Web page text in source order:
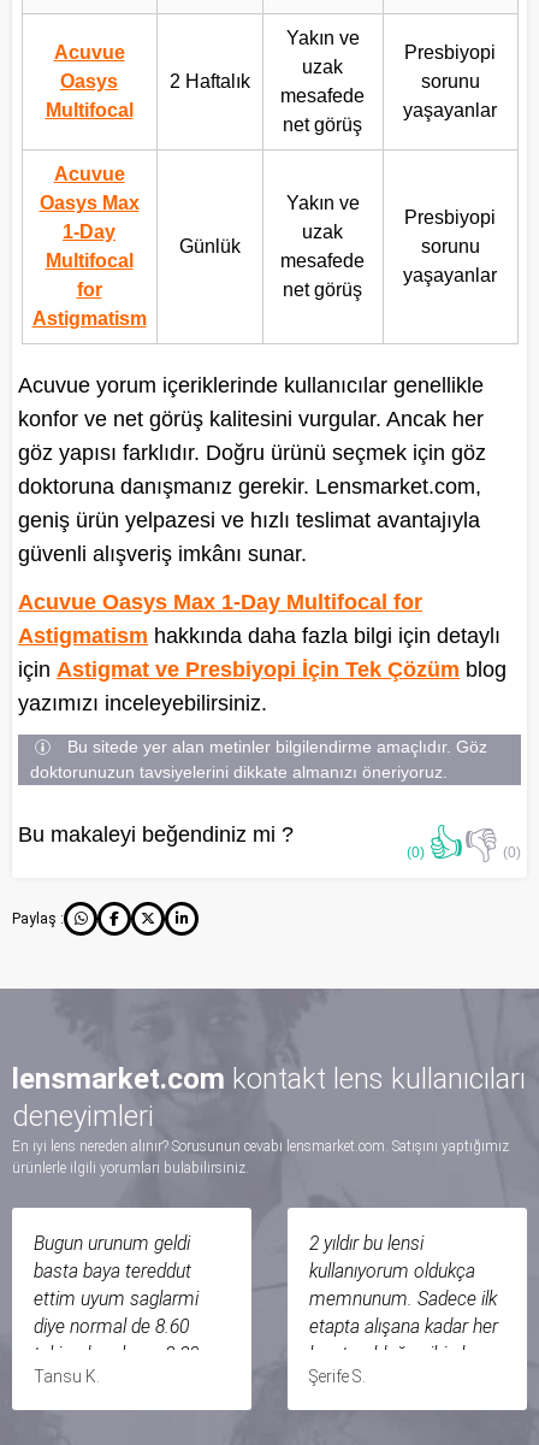
Acuvue
Oasys
Multifocal
2 Haftalık
Yakın ve
uzak
mesafede
net görüş
Presbiyopi
sorunu
yaşayanlar
Acuvue
Oasys Max
1-Day
Multifocal
for
Astigmatism
Günlük
Yakın ve
uzak
mesafede
net görüş
Presbiyopi
sorunu
yaşayanlar
Acuvue yorum içeriklerinde kullanıcılar genellikle
konfor ve net görüş kalitesini vurgular. Ancak her
göz yapısı farklıdır. Doğru ürünü seçmek için göz
doktoruna danışmanız gerekir. Lensmarket.com,
geniş ürün yelpazesi ve hızlı teslimat avantajıyla
güvenli alışveriş imkânı sunar.
Acuvue Oasys Max 1-Day Multifocal for
Astigmatism hakkında daha fazla bilgi için detaylı
için Astigmat ve Presbiyopi İçin Tek Çözüm blog
yazımızı inceleyebilirsiniz.
Bu sitede yer alan metinler bilgilendirme amaçlıdır. Göz
doktorunuzun tavsiyelerini dikkate almanızı öneriyoruz.
Bu makaleyi beğendiniz mi ?
(0) 👍👎 (0)
Paylaş :
lensmarket.com kontakt lens kullanıcıları
deneyimleri
En iyi lens nereden alınır? Sorusunun cevabı lensmarket.com. Satışını yaptığımız
ürünlerle ilgili yorumları bulabilirsiniz.
Bugun urunum geldi
basta baya tereddut
ettim uyum saglarmi
diye normal de 8.60
takiyodum bunu 8.80
aldim bugun elime ulasti
ilk ters taktigim icin
Tansu K.
2 yıldır bu lensi
kullanıyorum oldukça
memnunum. Sadece ilk
etapta alışana kadar her
lenste olduğu gibi alışma
dönemi var. Alışveriş
yapmadan önce bayağı
Şerife S.